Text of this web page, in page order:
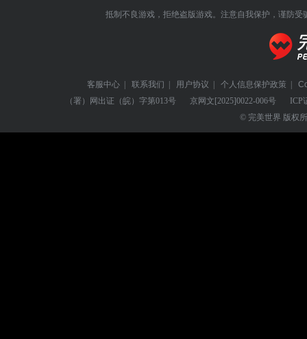
抵制不良游戏，拒绝盗版游戏。注意自我保护，谨防受
客服中心 | 联系我们 | 用户协议 | 个人信息保护政策 |
（署）网出证（皖）字第013号
京网文[2025]0022-006号
ICP
© 完美世界 版权所